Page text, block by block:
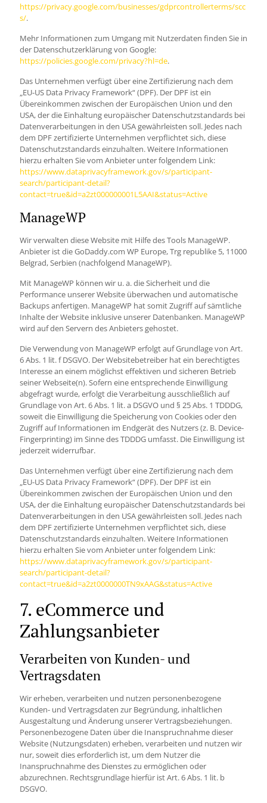
https://privacy.google.com/businesses/gdprcontrollerterms/scc
s/.
Mehr Informationen zum Umgang mit Nutzerdaten finden Sie in
der Datenschutzerklärung von Google:
https://policies.google.com/privacy?hl=de.
Das Unternehmen verfügt über eine Zertifizierung nach dem
„EU-US Data Privacy Framework“ (DPF). Der DPF ist ein
Übereinkommen zwischen der Europäischen Union und den
USA, der die Einhaltung europäischer Datenschutzstandards bei
Datenverarbeitungen in den USA gewährleisten soll. Jedes nach
dem DPF zertifizierte Unternehmen verpflichtet sich, diese
Datenschutzstandards einzuhalten. Weitere Informationen
hierzu erhalten Sie vom Anbieter unter folgendem Link:
https://www.dataprivacyframework.gov/s/participant-
search/participant-detail?
contact=true&id=a2zt000000001L5AAI&status=Active
ManageWP
Wir verwalten diese Website mit Hilfe des Tools ManageWP.
Anbieter ist die GoDaddy.com WP Europe, Trg republike 5, 11000
Belgrad, Serbien (nachfolgend ManageWP).
Mit ManageWP können wir u. a. die Sicherheit und die
Performance unserer Website überwachen und automatische
Backups anfertigen. ManageWP hat somit Zugriff auf sämtliche
Inhalte der Website inklusive unserer Datenbanken. ManageWP
wird auf den Servern des Anbieters gehostet.
Die Verwendung von ManageWP erfolgt auf Grundlage von Art.
6 Abs. 1 lit. f DSGVO. Der Websitebetreiber hat ein berechtigtes
Interesse an einem möglichst effektiven und sicheren Betrieb
seiner Webseite(n). Sofern eine entsprechende Einwilligung
abgefragt wurde, erfolgt die Verarbeitung ausschließlich auf
Grundlage von Art. 6 Abs. 1 lit. a DSGVO und § 25 Abs. 1 TDDDG,
soweit die Einwilligung die Speicherung von Cookies oder den
Zugriff auf Informationen im Endgerät des Nutzers (z. B. Device-
Fingerprinting) im Sinne des TDDDG umfasst. Die Einwilligung ist
jederzeit widerrufbar.
Das Unternehmen verfügt über eine Zertifizierung nach dem
„EU-US Data Privacy Framework“ (DPF). Der DPF ist ein
Übereinkommen zwischen der Europäischen Union und den
USA, der die Einhaltung europäischer Datenschutzstandards bei
Datenverarbeitungen in den USA gewährleisten soll. Jedes nach
dem DPF zertifizierte Unternehmen verpflichtet sich, diese
Datenschutzstandards einzuhalten. Weitere Informationen
hierzu erhalten Sie vom Anbieter unter folgendem Link:
https://www.dataprivacyframework.gov/s/participant-
search/participant-detail?
contact=true&id=a2zt0000000TN9xAAG&status=Active
7. eCommerce und
Zahlungs­anbieter
Verarbeiten von Kunden- und
Vertragsdaten
Wir erheben, verarbeiten und nutzen personenbezogene
Kunden- und Vertragsdaten zur Begründung, inhaltlichen
Ausgestaltung und Änderung unserer Vertragsbeziehungen.
Personenbezogene Daten über die Inanspruchnahme dieser
Website (Nutzungsdaten) erheben, verarbeiten und nutzen wir
nur, soweit dies erforderlich ist, um dem Nutzer die
Inanspruchnahme des Dienstes zu ermöglichen oder
abzurechnen. Rechtsgrundlage hierfür ist Art. 6 Abs. 1 lit. b
DSGVO.